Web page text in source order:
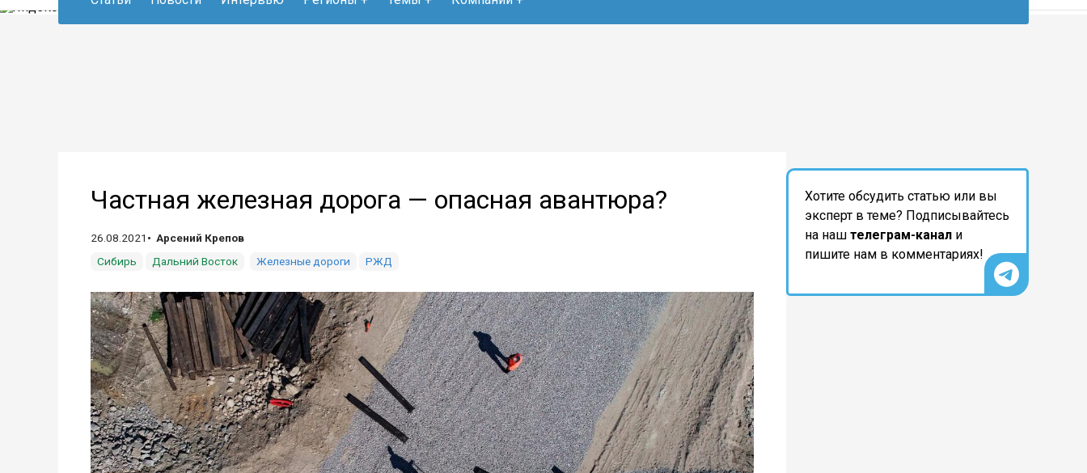
Частная железная дорога — опасная авантюра?
26.08.2021
Арсений Крепов
Сибирь
Дальний Восток Железные дороги РЖД
Хотите обсудить статью или вы
эксперт в теме? Подписывайтесь
на наш телеграм-канал и
пишите нам в комментариях!